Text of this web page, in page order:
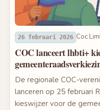
26 februari 2026 Coc
COC lanceert lhbti+
De regionale COC-
lanceren op 25 februari
kieswijzer voor de